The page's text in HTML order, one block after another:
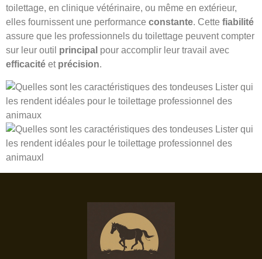
toilettage, en clinique vétérinaire, ou même en extérieur,
elles fournissent une performance constante. Cette fiabilité
assure que les professionnels du toilettage peuvent compter
sur leur outil principal pour accomplir leur travail avec
efficacité et précision.